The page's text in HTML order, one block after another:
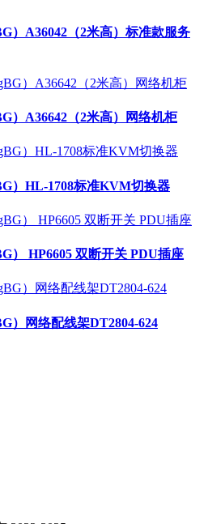
）A36042（2米高）标准款服务
）A36642（2米高）网络机柜
）HL-1708标准KVM切换器
） HP6605 双断开关 PDU插座
）网络配线架DT2804-624